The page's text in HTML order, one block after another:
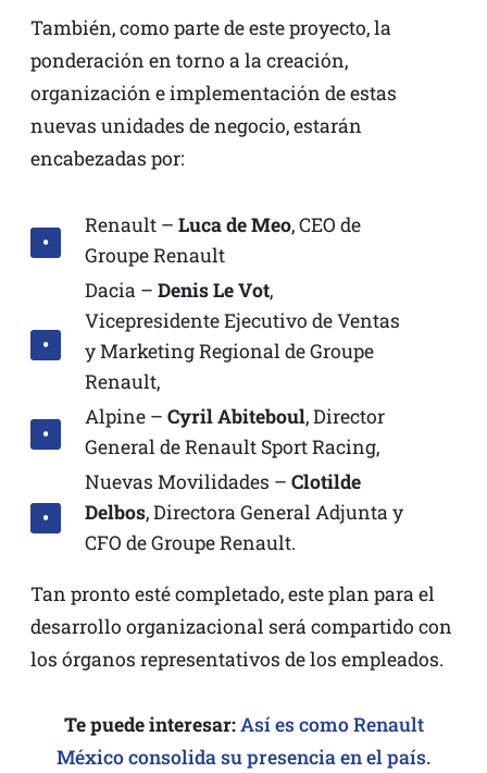
También, como parte de este proyecto, la
ponderación en torno a la creación,
organización e implementación de estas
nuevas unidades de negocio, estarán
encabezadas por:
Renault – Luca de Meo, CEO de
Groupe Renault
Dacia – Denis Le Vot,
Vicepresidente Ejecutivo de Ventas
y Marketing Regional de Groupe
Renault,
Alpine – Cyril Abiteboul, Director
General de Renault Sport Racing,
Nuevas Movilidades – Clotilde
Delbos, Directora General Adjunta y
CFO de Groupe Renault.
Tan pronto esté completado, este plan para el
desarrollo organizacional será compartido con
los órganos representativos de los empleados.
Te puede interesar:Así es como Renault
México consolida su presencia en el país.